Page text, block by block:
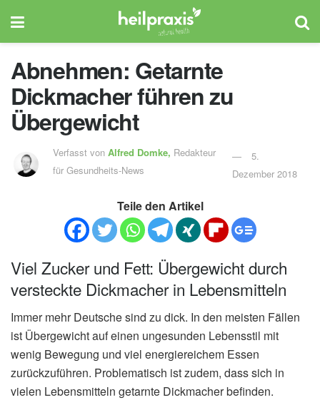
Abnehmen: Getarnte
Dickmacher führen zu
Übergewicht
Verfasst vonAlfred Domke, Redakteur
für Gesundheits-News
5.
Dezember 2018
Teile den Artikel
Viel Zucker und Fett: Übergewicht durch
versteckte Dickmacher in Lebensmitteln
Immer mehr Deutsche sind zu dick. In den meisten Fällen
ist Übergewicht auf einen ungesunden Lebensstil mit
wenig Bewegung und viel energiereichem Essen
zurückzuführen. Problematisch ist zudem, dass sich in
vielen Lebensmitteln getarnte Dickmacher befinden.